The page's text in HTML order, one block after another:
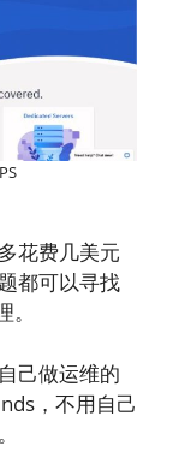
花费几美元
都可以寻找
己做运维的
，不用自己